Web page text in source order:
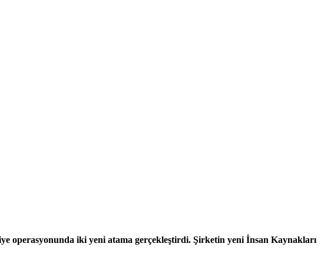
operasyonunda iki yeni atama gerçekleştirdi. Şirketin yeni İnsan Kaynakları